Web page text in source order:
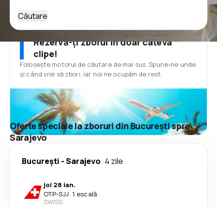
Căutare
Rezervă-ți zborul în doar câteva
clipe!
Folosește motorul de căutare de mai sus. Spune-ne unde
și când vrei să zbori, iar noi ne ocupăm de rest.
Oferte speciale la zboruri din București spre
Sarajevo
București -Sarajevo 4 zile
joi 28 ian.
OTP-SJJ· 1 escală
SWISS